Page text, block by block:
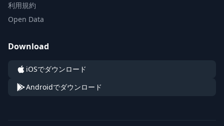
利用規約
Open Data
Download
iOSでダウンロード
Androidでダウンロード